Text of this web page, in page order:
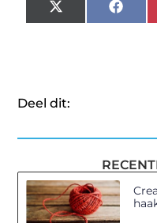
X
(Twitter)
Deel dit: